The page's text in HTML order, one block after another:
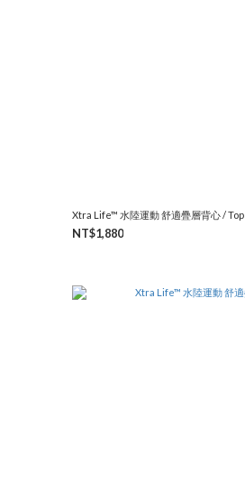
Xtra Life™ 水陸運動 舒適疊層背心 / Top
NT$1,880